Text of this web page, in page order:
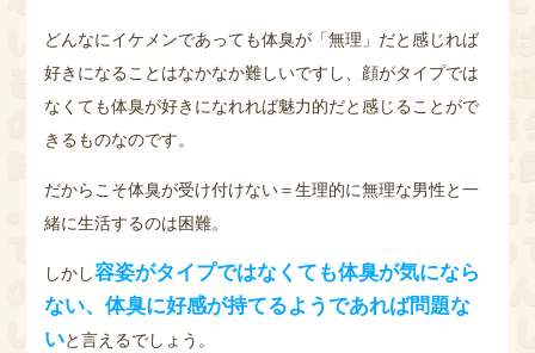
どんなにイケメンであっても体臭が「無理」だと感じれば
好きになることはなかなか難しいですし、顔がタイプでは
なくても体臭が好きになれれば魅力的だと感じることがで
きるものなのです。
だからこそ体臭が受け付けない＝生理的に無理な男性と一
緒に生活するのは困難。
しかし容姿がタイプではなくても体臭が気になら
ない、体臭に好感が持てるようであれば問題な
いと言えるでしょう。